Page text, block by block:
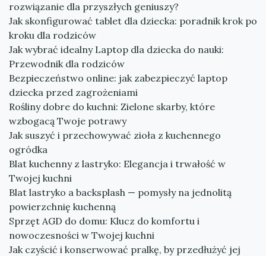
rozwiązanie dla przyszłych geniuszy?
Jak skonfigurować tablet dla dziecka: poradnik krok po
kroku dla rodziców
Jak wybrać idealny Laptop dla dziecka do nauki:
Przewodnik dla rodziców
Bezpieczeństwo online: jak zabezpieczyć laptop
dziecka przed zagrożeniami
Rośliny dobre do kuchni: Zielone skarby, które
wzbogacą Twoje potrawy
Jak suszyć i przechowywać zioła z kuchennego
ogródka
Blat kuchenny z lastryko: Elegancja i trwałość w
Twojej kuchni
Blat lastryko a backsplash — pomysły na jednolitą
powierzchnię kuchenną
Sprzęt AGD do domu: Klucz do komfortu i
nowoczesności w Twojej kuchni
Jak czyścić i konserwować pralkę, by przedłużyć jej